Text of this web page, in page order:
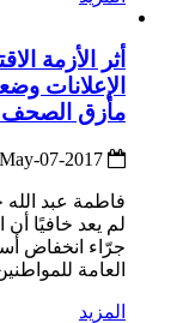
أثر الأزمة
الإعلانات
مأزق الصحف
فاطمة عبد الله
لم يعد خافيًا أن
جرّاء انخفاض
العامة
المزيد